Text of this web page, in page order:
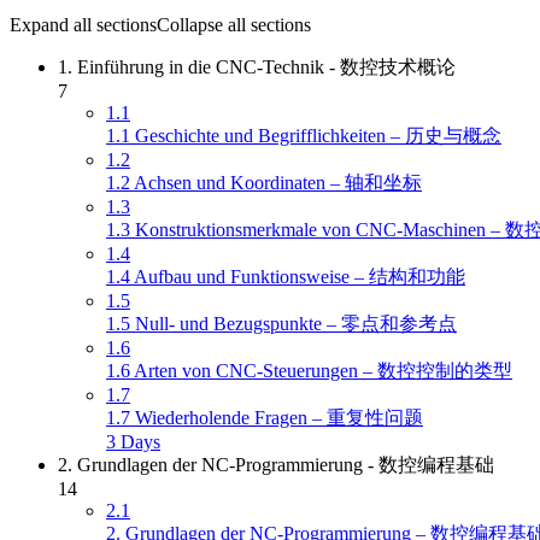
Expand all sectionsCollapse all sections
1. Einführung in die CNC-Technik - 数控技术概论
7
1.1
1.1 Geschichte und Begrifflichkeiten – 历史与概念
1.2
1.2 Achsen und Koordinaten – 轴和坐标
1.3
1.3 Konstruktionsmerkmale von CNC-Maschinen –
1.4
1.4 Aufbau und Funktionsweise – 结构和功能
1.5
1.5 Null- und Bezugspunkte – 零点和参考点
1.6
1.6 Arten von CNC-Steuerungen – 数控控制的类型
1.7
1.7 Wiederholende Fragen – 重复性问题
3 Days
2. Grundlagen der NC-Programmierung - 数控编程基础
14
2.1
2. Grundlagen der NC-Programmierung – 数控编程基